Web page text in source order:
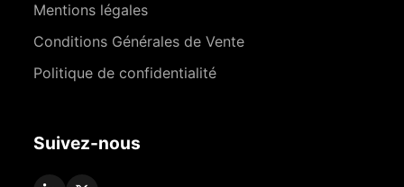
Mentions légales
Conditions Générales de Vente
Politique de confidentialité
Suivez-nous